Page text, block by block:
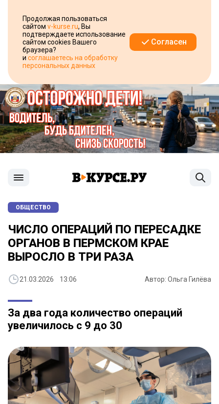
Продолжая пользоваться
сайтом v-kurse.ru, Вы
подтверждаете использование
сайтом cookies Вашего
браузера?
и соглашаетесь на обработку
персональных данных
Согласен
ОБЩЕСТВО
ЧИСЛО ОПЕРАЦИЙ ПО ПЕРЕСАДКЕ
ОРГАНОВ В ПЕРМСКОМ КРАЕ
ВЫРОСЛО В ТРИ РАЗА
21.03.2026 13:06 Автор: Ольга Гилёва
За два года количество операций
увеличилось с 9 до 30